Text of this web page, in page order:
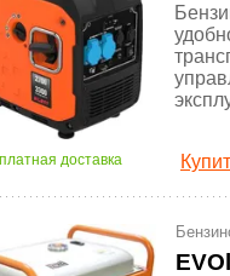
доставка